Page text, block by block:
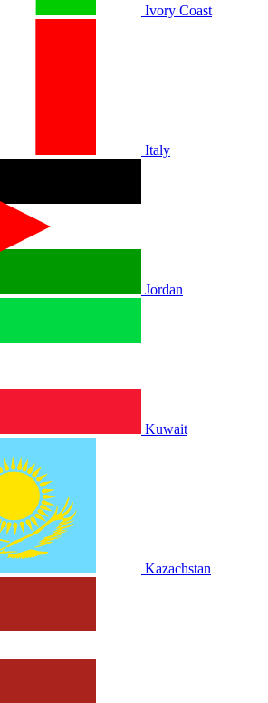
Ivory Coast
Italy
Jordan
Kuwait
Kazachstan